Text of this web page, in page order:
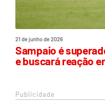
21 de junho de 2026
Sampaio é
e buscará reação
Publicidade